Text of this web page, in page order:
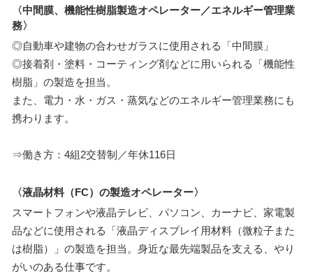
〈中間膜、機能性樹脂製造オペレーター／エネルギー管理業
務〉
◎自動車や建物の合わせガラスに使用される「中間膜」
◎接着剤・塗料・コーティング剤などに用いられる「機能性
樹脂」の製造を担当。
また、電力・水・ガス・蒸気などのエネルギー管理業務にも
携わります。
⇒働き方：4組2交替制／年休116日
〈液晶材料（FC）の製造オペレーター〉
スマートフォンや液晶テレビ、パソコン、カーナビ、家電製
品などに使用される「液晶ディスプレイ用材料（微粒子また
は樹脂）」の製造を担当。身近な最先端製品を支える、やり
がいのある仕事です。